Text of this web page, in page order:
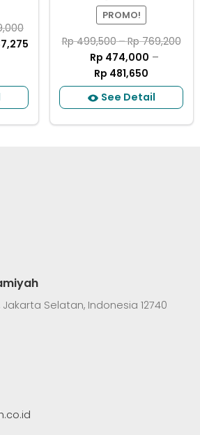
PROMO!
Rp499,500–Rp769,200
Rp 474,000 –
Rp 481,650
See Detail
Jakarta Selatan, Indonesia 12740